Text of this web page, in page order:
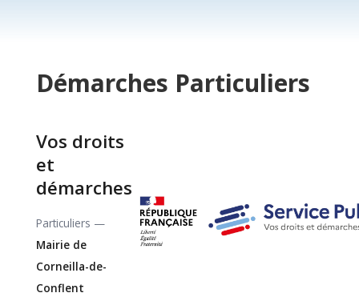
Démarches Particuliers
Vos droits
et
démarches
Particuliers —
Mairie de
Corneilla-de-
Conflent